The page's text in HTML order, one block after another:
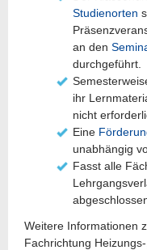
Studienorten
an den
durchgeführt.
ihr
nicht
Eine
unabhängig
Fasst alle
Weitere Informationen
Fachrichtung